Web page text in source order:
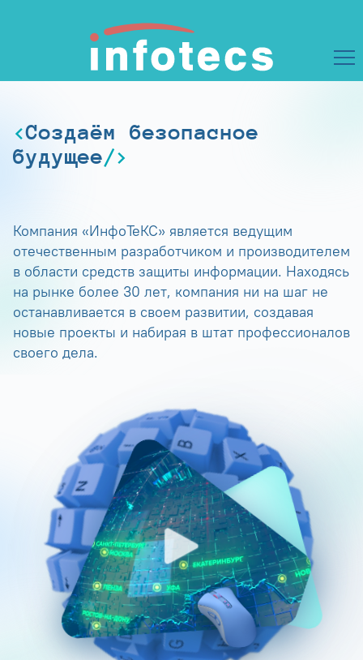
Создаём безопасное
будущее
Компания «ИнфоТеКС» является ведущим
отечественным разработчиком и производителем
в области средств защиты информации. Находясь
на рынке более 30 лет, компания ни на шаг не
останавливается в своем развитии, создавая
новые проекты и набирая в штат профессионалов
своего дела.